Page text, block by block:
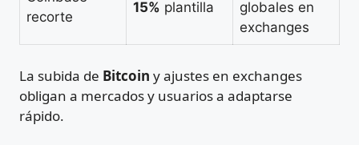
recorte
15% plantilla
globales en
exchanges
La subida de Bitcoin y ajustes en exchanges
obligan a mercados y usuarios a adaptarse
rápido.